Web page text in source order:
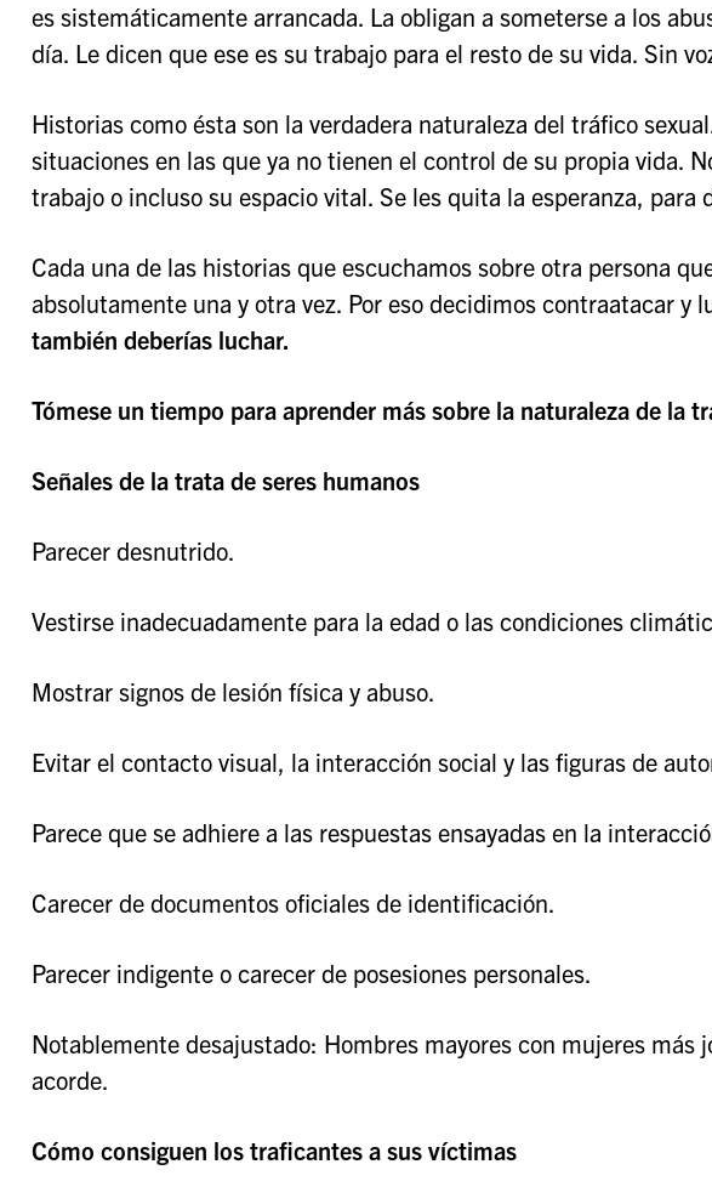
es sistemáticamente arrancada. La obligan a someterse a los
día. Le dicen que ese es su trabajo para el resto de su vida. Sin
Historias como ésta son la verdadera naturaleza del tráfico
situaciones en las que ya no tienen el control de su propia vida.
trabajo o incluso su espacio vital. Se les quita la esperanza,
Cada una de las historias que escuchamos sobre otra persona
absolutamente una y otra vez. Por eso decidimos contraatacar y
también deberías luchar.
Tómese un tiempo para aprender más sobre la naturaleza de la
Señales de la trata de seres humanos
Parecer desnutrido.
Vestirse inadecuadamente para la edad o las condiciones
Mostrar signos de lesión física y abuso.
Evitar el contacto visual, la interacción social y las figuras de
Parece que se adhiere a las respuestas ensayadas en la
Carecer de documentos oficiales de identificación.
Parecer indigente o carecer de posesiones personales.
Notablemente desajustado: Hombres mayores con mujeres más
acorde.
Cómo consiguen los traficantes a sus víctimas